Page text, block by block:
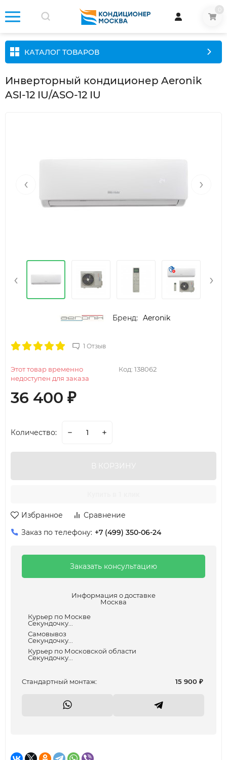
КАТАЛОГ ТОВАРОВ
Инверторный кондиционер Aeronik
ASI-12 IU/ASO-12 IU
‹ ›
‹ ›
Бренд: Aeronik
1 Отзыв
Код: 138062
Этот товар временно
недоступен для заказа
36 400 ₽
Количество:
В КОРЗИНУ
Избранное
Сравнение
Заказ по телефону: +7 (499) 350-06-24
Заказать консультацию
Информация о доставке
Москва
Курьер по Москве
Секундочку...
Самовывоз
Секундочку...
Курьер по Московской области
Секундочку...
Cтандартный монтаж: 15 900 ₽